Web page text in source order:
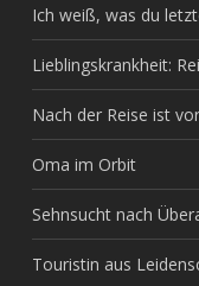
Ich weiß, was du
Lieblingskrankheit:
Nach der Reise ist
Oma im Orbit
Sehnsucht nach
Touristin aus